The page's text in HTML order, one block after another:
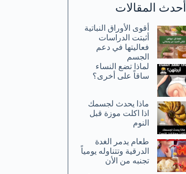
أحدث المقالات
أقوى الأوراق النباتية
أثبتت الدراسات
فعاليتها في دعم
الجسم
لماذا تضع النساء
ساقاً على أخرى؟
ماذا يحدث لجسمك
اذا اكلت موزة قبل
النوم
طعام يدمر الغدة
الدرقية وتتناوله يومياً
تجنبه من الأن